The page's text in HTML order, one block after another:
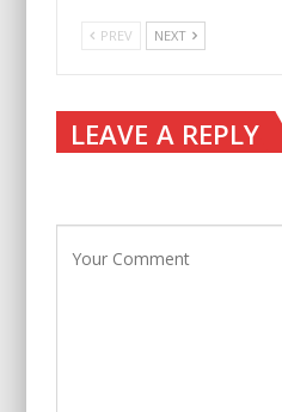
PREV NEXT
LEAVE A REPLY